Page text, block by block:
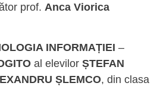
prof. Anca Viorica
INFORMAȚIEI –
al elevilor ȘTEFAN
ȘLEMCO, din clasa